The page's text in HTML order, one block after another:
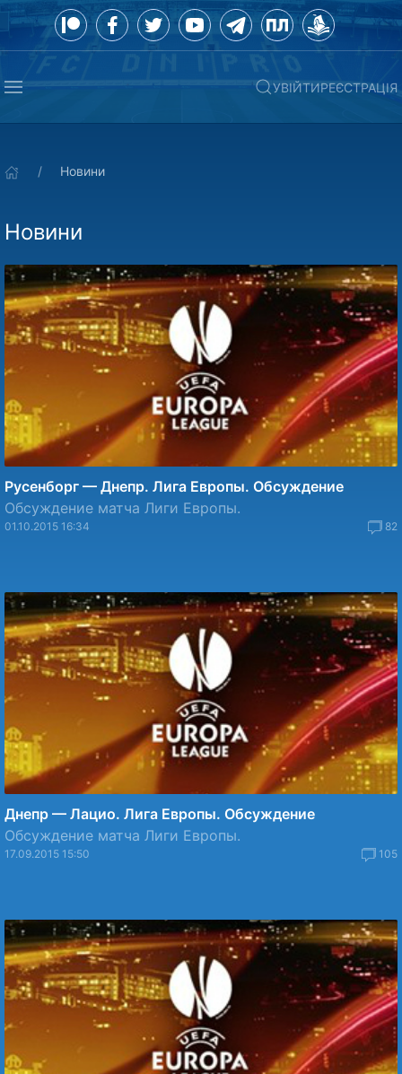
УВІЙТИРЕЄСТРАЦІЯ
Новини
Новини
Русенборг — Днепр. Лига Европы. Обсуждение
Обсуждение матча Лиги Европы.
01.10.2015 16:34 82
Днепр — Лацио. Лига Европы. Обсуждение
Обсуждение матча Лиги Европы.
17.09.2015 15:50 105